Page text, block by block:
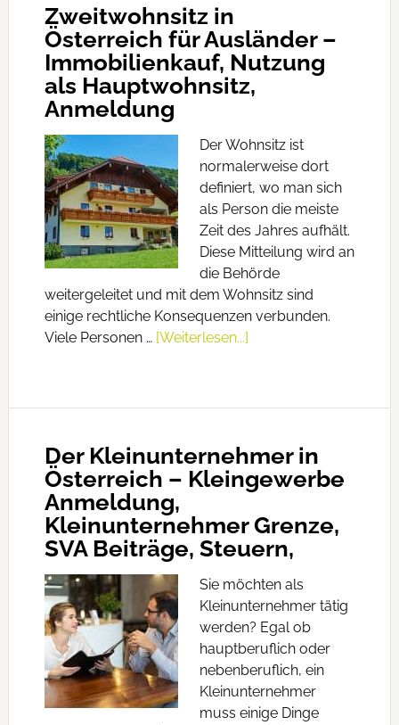
Zweitwohnsitz in
Österreich für Ausländer –
Immobilienkauf, Nutzung
als Hauptwohnsitz,
Anmeldung
Der Wohnsitz ist
normalerweise dort
definiert, wo man sich
als Person die meiste
Zeit des Jahres aufhält.
Diese Mitteilung wird an
die Behörde
weitergeleitet und mit dem Wohnsitz sind
einige rechtliche Konsequenzen verbunden.
Viele Personen … [Weiterlesen...]
Der Kleinunternehmer in
Österreich – Kleingewerbe
Anmeldung,
Kleinunternehmer Grenze,
SVA Beiträge, Steuern,
Sie möchten als
Kleinunternehmer tätig
werden? Egal ob
hauptberuflich oder
nebenberuflich, ein
Kleinunternehmer
muss einige Dinge